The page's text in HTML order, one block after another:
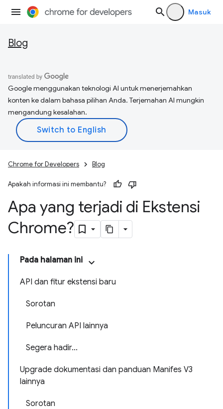
Masuk
Blog
Google menggunakan teknologi AI untuk menerjemahkan
konten ke dalam bahasa pilihan Anda. Terjemahan AI mungkin
mengandung kesalahan.
Chrome for Developers Blog
Apakah informasi ini membantu?
Apa yang terjadi di Ekstensi
Chrome?
Pada halaman ini
API dan fitur ekstensi baru
Sorotan
Peluncuran API lainnya
Segera hadir...
Upgrade dokumentasi dan panduan Manifes V3
lainnya
Sorotan